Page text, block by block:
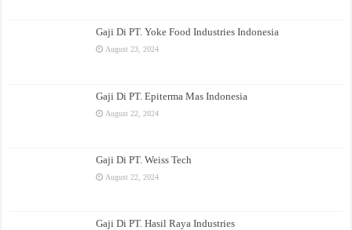
Gaji Di PT. Yoke Food Industries Indonesia
August 23, 2024
Gaji Di PT. Epiterma Mas Indonesia
August 22, 2024
Gaji Di PT. Weiss Tech
August 22, 2024
Gaji Di PT. Hasil Raya Industries